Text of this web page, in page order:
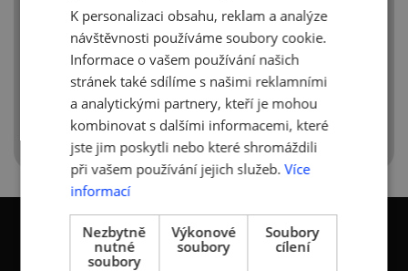
Dodavateli designérských služeb
budoudesignéři, registrovaní vAdresáři
designérů CzechTrade.
Celé znění výzvy
ENGLISH
K personalizaci obsahu, reklam a analýze
návštěvnosti používáme soubory cookie.
Informace o vašem používání našich
stránek také sdílíme s našimi reklamními
a analytickými partnery, kteří je mohou
kombinovat s dalšími informacemi, které
jste jim poskytli nebo které shromáždili
při vašem používání jejich služeb. Více
informací
Nezbytně
nutné
soubory
Výkonové
soubory
Soubory
cílení